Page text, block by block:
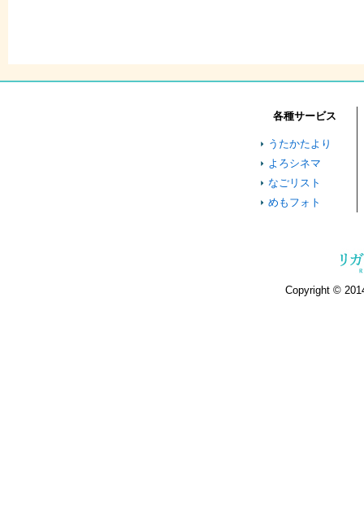
各種サービス
うたかたより
よろシネマ
なごリスト
めもフォト
Copyright ©